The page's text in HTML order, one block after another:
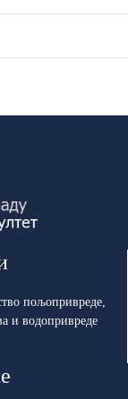
пољопривреде,
и водопривреде